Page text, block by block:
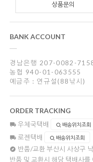
상품문의
BANK ACCOUNT
경남은행 207-0082-
농협 940-01-063555
예금주 : 연규설(88낚시)
ORDER TRACKING
우체국택배 배송위치조회
로젠택배 배송위치조회
반품/교환 부산시 사상구
반품 및 교환시 해당 택배사를